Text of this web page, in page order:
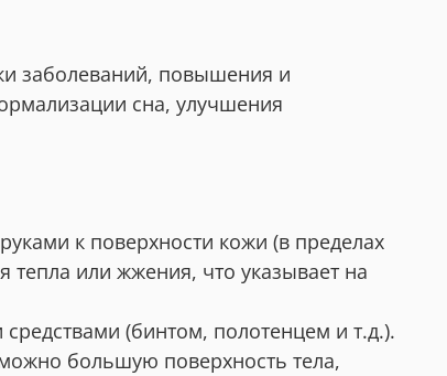
заболеваний, повышения и
сна, улучшения
к поверхности кожи (в пределах
или жжения, что указывает на
(бинтом, полотенцем и т.д.).
большую поверхность тела,